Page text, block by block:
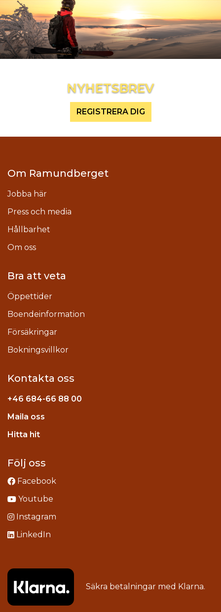
NYHETSBREV
REGISTRERA DIG
Om Ramundberget
Jobba här
Press och media
Hållbarhet
Om oss
Bra att veta
Öppettider
Boendeinformation
Försäkringar
Bokningsvillkor
Kontakta oss
+46 684-66 88 00
Maila oss
Hitta hitstagram
Följ oss
Facebook
Youtube
Instagram
LinkedIn
Säkra betalningar med Klarna.